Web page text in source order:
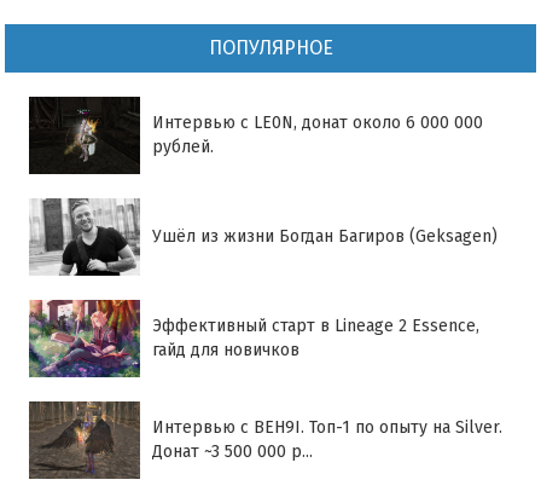
ПОПУЛЯРНОЕ
Интервью с LE0N, донат около 6 000 000
рублей.
Ушёл из жизни Богдан Багиров (Geksagen)
Эффективный старт в Lineage 2 Essence,
гайд для новичков
Интервью с BEH9I. Топ-1 по опыту на Silver.
Донат ~3 500 000 р...